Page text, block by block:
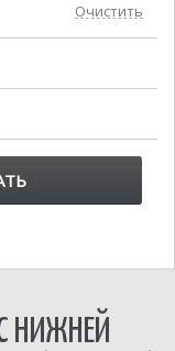
Очистить
НИЖНЕЙ